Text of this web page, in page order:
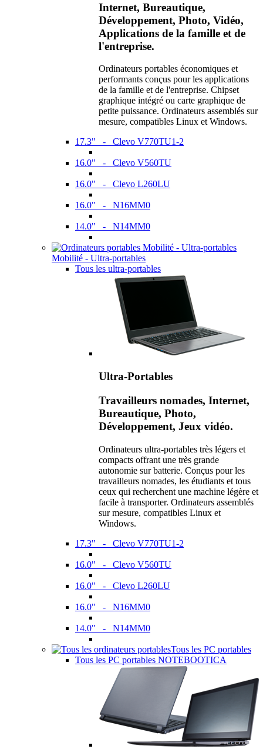
Internet, Bureautique,
Développement, Photo, Vidéo,
Applications de la famille et de
l'entreprise.
Ordinateurs portables économiques et
performants conçus pour les applications
de la famille et de l'entreprise. Chipset
graphique intégré ou carte graphique de
petite puissance. Ordinateurs assemblés sur
mesure, compatibles Linux et Windows.
17.3" - Clevo V770TU1-2
16.0" - Clevo V560TU
16.0" - Clevo L260LU
16.0" - N16MM0
14.0" - N14MM0
Mobilité - Ultra-portables
Tous les ultra-portables
Ultra-Portables
Travailleurs nomades, Internet,
Bureautique, Photo,
Développement, Jeux vidéo.
Ordinateurs ultra-portables très légers et
compacts offrant une très grande
autonomie sur batterie. Conçus pour les
travailleurs nomades, les étudiants et tous
ceux qui recherchent une machine légère et
facile à transporter. Ordinateurs assemblés
sur mesure, compatibles Linux et
Windows.
17.3" - Clevo V770TU1-2
16.0" - Clevo V560TU
16.0" - Clevo L260LU
16.0" - N16MM0
14.0" - N14MM0
Tous les PC portables
Tous les PC portables NOTEBOOTICA